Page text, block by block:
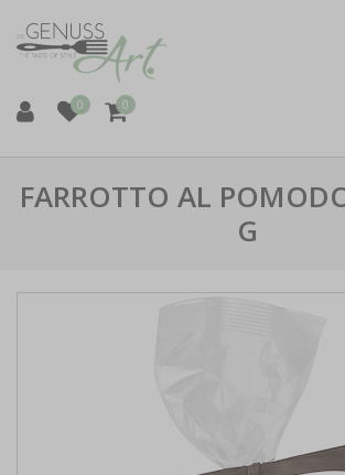
0 0
FARROTTO AL
G